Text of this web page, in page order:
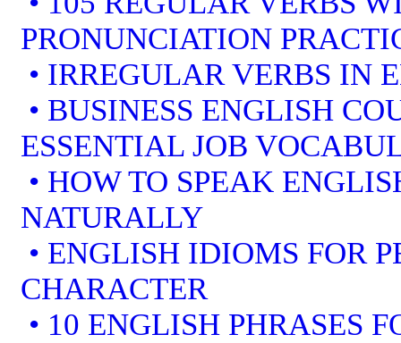
PRONUNCIATION
• IRREGULAR VERBS IN
• BUSINESS ENGLISH
ESSENTIAL JOB
• HOW TO SPEAK
NATURALLY
• ENGLISH IDIOMS FOR
CHARACTER
• 10 ENGLISH PHRASES